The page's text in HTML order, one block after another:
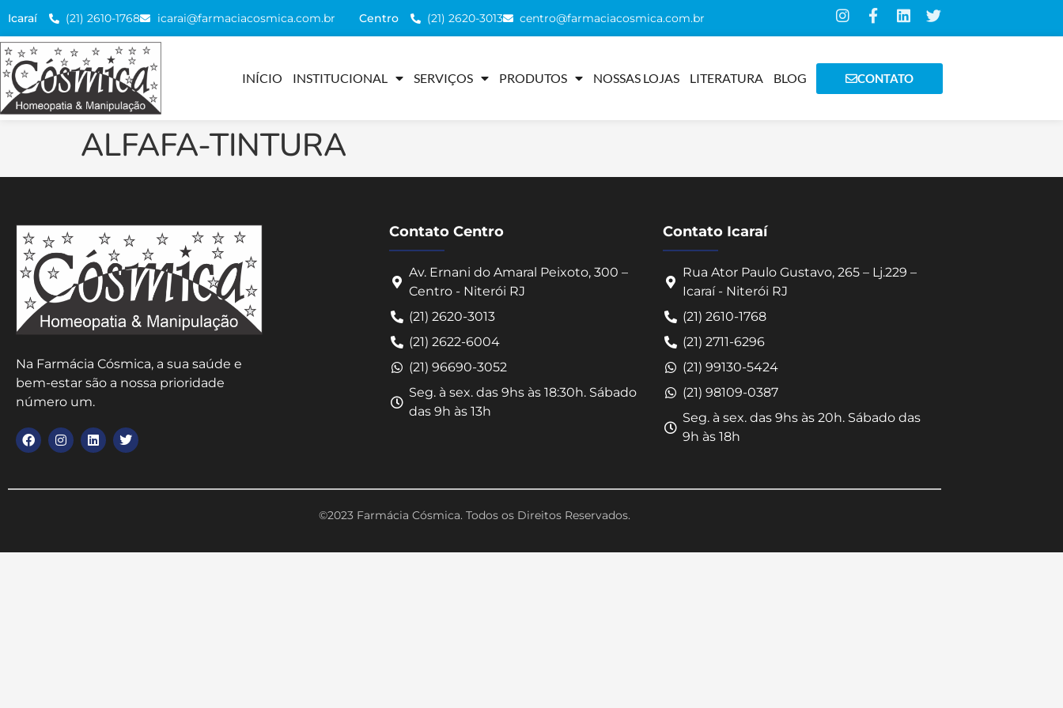
Icaraí (21) 2610-1768 icarai@farmaciacosmica.com.br Centro (21) 2620-3013 centro@farmaciacosmica.com.br
INÍCIO INSTITUCIONAL SERVIÇOS PRODUTOS NOSSAS LOJAS LITERATURA BLOG CONTATO
ALFAFA-TINTURA
Na Farmácia Cósmica, a sua saúde e
bem-estar são a nossa prioridade
número um.
Contato Centro
Av. Ernani do Amaral Peixoto, 300 –
Centro - Niterói RJ
(21) 2620-3013
(21) 2622-6004
(21) 96690-3052
Seg. à sex. das 9hs às 18:30h. Sábado
das 9h às 13h
Contato Icaraí
Rua Ator Paulo Gustavo, 265 – Lj.229 –
Icaraí - Niterói RJ
(21) 2610-1768
(21) 2711-6296
(21) 99130-5424
(21) 98109-0387
Seg. à sex. das 9hs às 20h. Sábado das
9h às 18h
©2023 Farmácia Cósmica. Todos os Direitos Reservados.